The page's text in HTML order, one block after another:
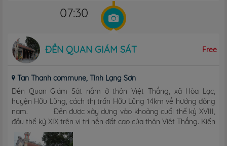
07:30
ĐỀN QUAN GIÁM SÁT Free
Tan Thanh commune, Tỉnh Lạng Sơn
Đền Quan Giám Sát nằm ở thôn Việt Thắng, xã Hòa Lạc,
huyện Hữu Lũng, cách thị trấn Hữu Lũng 14km về hướng đông
nam. Đền được xây dựng vào khoảng cuối thế kỷ XVIII,
đầu thế kỷ XIX trên vị trí nền đất cao của thôn Việt Thắng. Kiến